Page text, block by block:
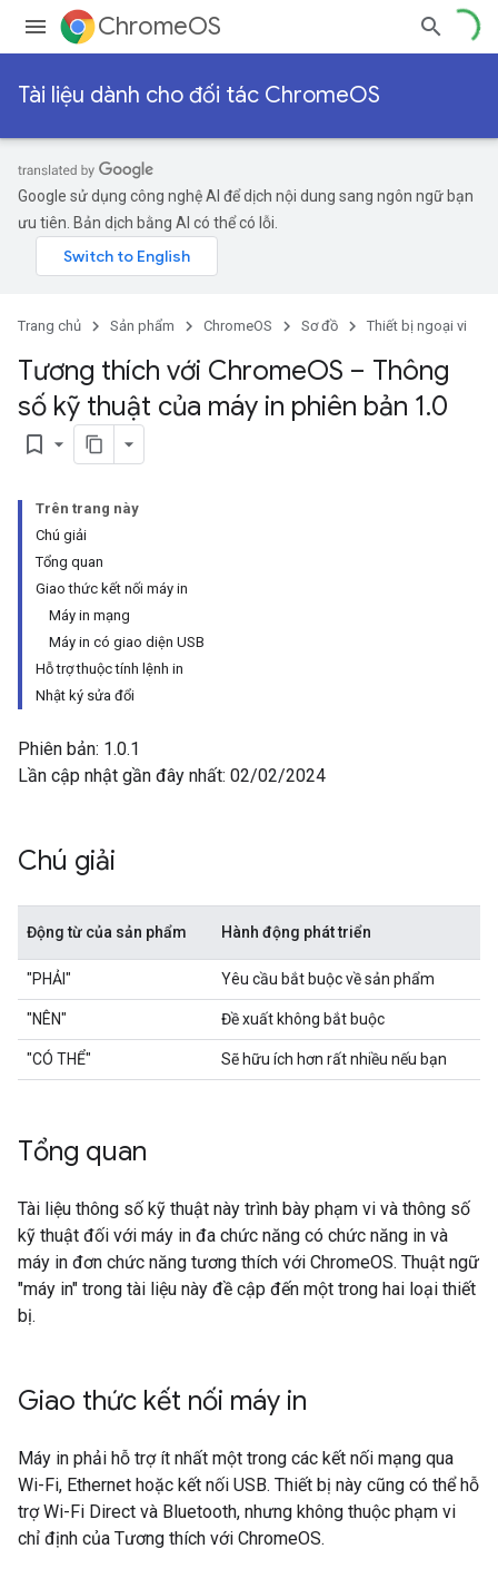
ChromeOS
Tài liệu dành cho đối tác ChromeOS
Google sử dụng công nghệ AI để dịch nội dung sang ngôn ngữ bạn
ưu tiên. Bản dịch bằng AI có thể có lỗi.
Trang chủ Sản phẩm ChromeOS Sơ đồ Thiết bị ngoại vi
Tương thích với ChromeOS – Thông
số kỹ thuật của máy in phiên bản 1.0
bookmark_border
Trên trang này
Chú giải
Tổng quan
Giao thức kết nối máy in
Máy in mạng
Máy in có giao diện USB
Hỗ trợ thuộc tính lệnh in
Nhật ký sửa đổi
Phiên bản: 1.0.1
Lần cập nhật gần đây nhất: 02/02/2024
Chú giải
Động từ của sản phẩm Hành động phát triển
"PHẢI" Yêu cầu bắt buộc về sản phẩm
"NÊN" Đề xuất không bắt buộc
"CÓ THỂ" Sẽ hữu ích hơn rất nhiều nếu bạn
Tổng quan
Tài liệu thông số kỹ thuật này trình bày phạm vi và thông số
kỹ thuật đối với máy in đa chức năng có chức năng in và
máy in đơn chức năng tương thích với ChromeOS. Thuật ngữ
"máy in" trong tài liệu này đề cập đến một trong hai loại thiết
bị.
Giao thức kết nối máy in
Máy in phải hỗ trợ ít nhất một trong các kết nối mạng qua
Wi-Fi, Ethernet hoặc kết nối USB. Thiết bị này cũng có thể hỗ
trợ Wi-Fi Direct và Bluetooth, nhưng không thuộc phạm vi
chỉ định của Tương thích với ChromeOS.